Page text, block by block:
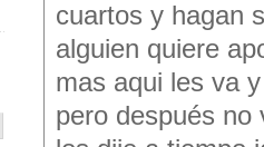
cuartos y hagan
alguien quiere
mas aqui les va
pero después no